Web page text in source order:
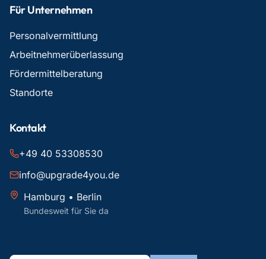
Für Unternehmen
Personalvermittlung
Arbeitnehmerüberlassung
Fördermittelberatung
Standorte
Kontakt
+49 40 53308530
info@upgrade4you.de
Hamburg • Berlin
Bundesweit für Sie da